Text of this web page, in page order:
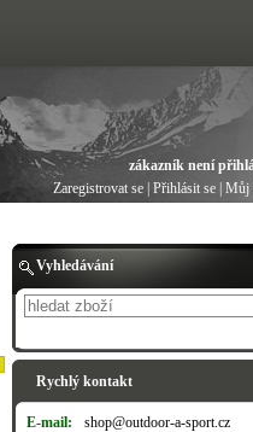
zákazník není
Zaregistrovat se| Přihlásit se| Můj
Vyhledávání
Rychlý kontakt
E-mail:
shop@outdoor-a-sport.cz